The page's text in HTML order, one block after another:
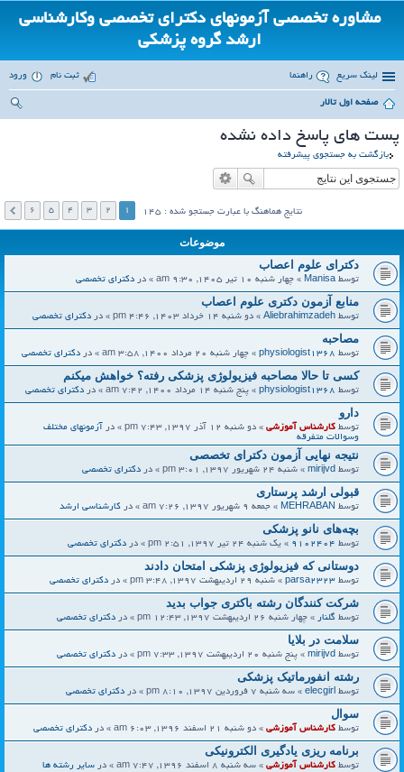
مشاوره تخصصی آزمونهای دکترای تخصصی وکارشناسی
ارشد گروه پزشکی
لینک سریع راهنما ورود ثبت نام
صفحه اول تالار
پست های پاسخ داده نشده
بازگشت به جستجوی پیشرفته
نتايج هماهنگ با عبارت جستجو شده : 145 1
2
3
4
5
6
موضوعات
دکترای علوم اعصاب
توسط Manisa » چهار شنبه 10 تیر 1405, 9:30 am » در دکترای تخصصی
منابع آزمون دکتری علوم اعصاب
توسط Aliebrahimzadeh » دو شنبه 14 خرداد 1403, 4:46 pm » در دکترای تخصصی
مصاحبه
توسط physiologist1368 » چهار شنبه 20 مرداد 1400, 3:58 am » در دکترای تخصصی
کسی تا حالا مصاحبه فیزیولوژی پزشکی رفته؟ خواهش میکنم
توسط physiologist1368 » پنج شنبه 14 مرداد 1400, 7:42 am » در دکترای تخصصی
دارو
توسط کارشناس آموزشی » دو شنبه 12 آذر 1397, 7:43 pm » در
آزمونهای مختلف
وسوالات متفرقه
نتیجه نهایی آزمون دکترای تخصصی
توسط mirijvd » شنبه 24 شهریور 1397, 3:01 pm » در دکترای تخصصی
قبولی ارشد پرستاری
توسط MEHRABAN » جمعه 9 شهریور 1397, 7:26 am » در کارشناسی ارشد
بچه‌های نانو پزشکی
توسط 9102404 » یک شنبه 24 تیر 1397, 2:51 pm » در دکترای تخصصی
دوستانی که فیزیولوژی پزشکی امتحان دادند
توسط parsa2323 » شنبه 29 اردیبهشت 1397, 3:48 pm » در دکترای تخصصی
شرکت کنندگان رشته باکتری جواب بدید
توسط گلنار » چهار شنبه 26 اردیبهشت 1397, 12:43 pm » در دکترای تخصصی
سلامت در بلایا
توسط mirijvd » پنج شنبه 20 اردیبهشت 1397, 7:33 pm » در دکترای تخصصی
رشته انفورماتیک پزشکی
توسط elecgirl » سه شنبه 7 فروردین 1397, 8:10 pm » در دکترای تخصصی
سوال
توسط کارشناس آموزشی » دو شنبه 21 اسفند 1396, 6:03 am » در دکترای تخصصی
برنامه ریزی یادگیری الکترونیکی
توسط کارشناس آموزشی » سه شنبه 8 اسفند 1396, 7:47 am » در سایر رشته ها